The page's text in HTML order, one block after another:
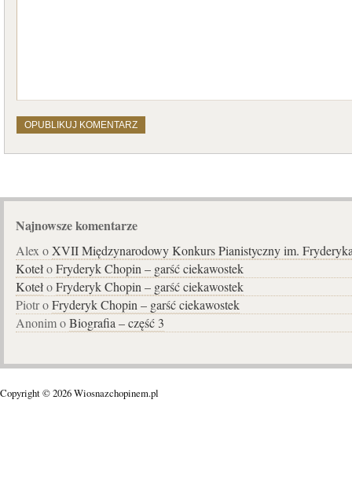
Najnowsze komentarze
Alex oXVII Międzynarodowy Konkurs Pianistyczny im.
KotełoFryderyk Chopin – garść ciekawostek
KotełoFryderyk Chopin – garść ciekawostek
Piotr oFryderyk Chopin – garść ciekawostek
Anonim oBiografia – część 3
Copyright © 2026 Wiosnazchopinem.pl